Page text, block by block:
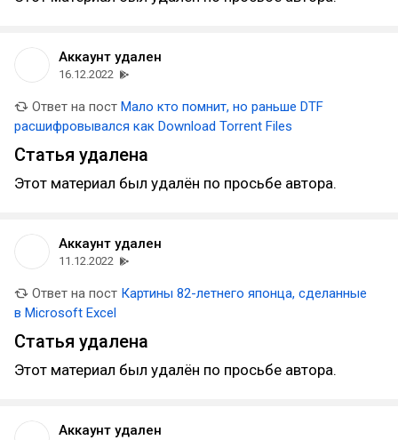
Аккаунт удален
16.12.2022
Ответ на пост Мало кто помнит, но раньше DTF
расшифровывался как Download Torrent Files
Статья удалена
Этот материал был удалён по просьбе автора.
Аккаунт удален
11.12.2022
Ответ на пост Картины 82-летнего японца, сделанные
в Microsoft Excel
Статья удалена
Этот материал был удалён по просьбе автора.
Аккаунт удален